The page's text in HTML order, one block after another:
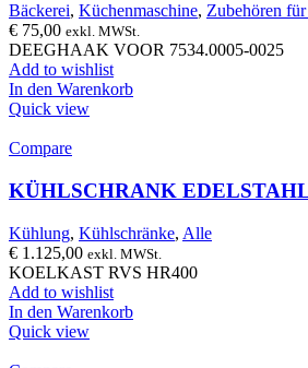
Bäckerei, Küchenmaschine, Zubehören
€ 75,00 exkl. MWSt.
DEEGHAAK VOOR 7534.0005-0025
Add to wishlist
In den Warenkorb
Quick view
Compare
KÜHLSCHRANK
Kühlung, Kühlschränke, Alle
€ 1.125,00 exkl. MWSt.
KOELKAST RVS HR400
Add to wishlist
In den Warenkorb
Quick view